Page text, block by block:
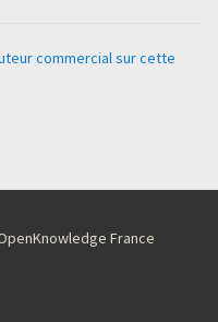
commercial sur cette
France